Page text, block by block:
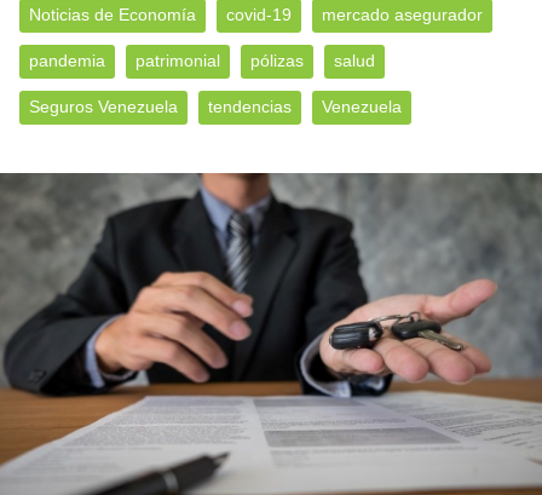
Noticias de Economía covid-19 mercado asegurador
pandemia patrimonial pólizas salud
Seguros Venezuela tendencias Venezuela